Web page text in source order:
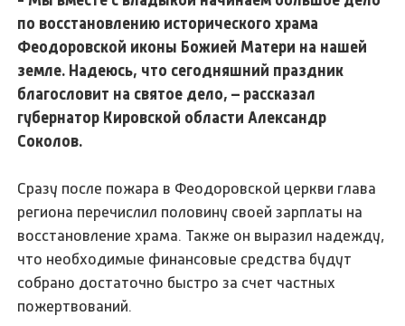
по восстановлению исторического храма
Феодоровской иконы Божией Матери на нашей
земле. Надеюсь, что сегодняшний праздник
благословит на святое дело, – рассказал
губернатор Кировской области Александр
Соколов.
Сразу после пожара в Феодоровской церкви глава
региона перечислил половину своей зарплаты на
восстановление храма. Также он выразил надежду,
что необходимые финансовые средства будут
собрано достаточно быстро за счет частных
пожертвований.